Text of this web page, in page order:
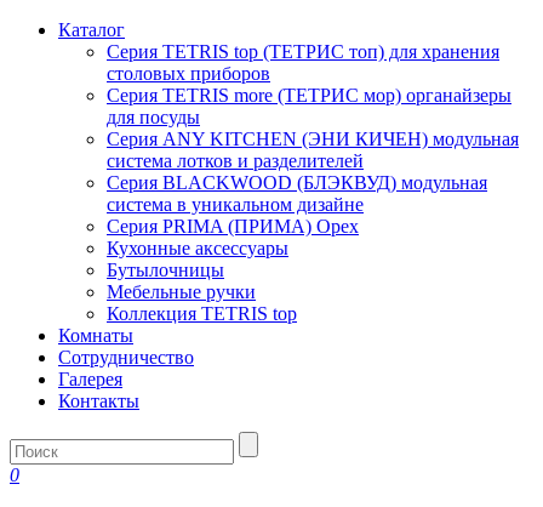
Каталог
Серия TETRIS top (ТЕТРИС топ) для хранения
столовых приборов
Серия TETRIS more (ТЕТРИС мор) органайзеры
для посуды
Серия ANY KITCHEN (ЭНИ КИЧЕН) модульная
система лотков и разделителей
Серия BLACKWOOD (БЛЭКВУД) модульная
система в уникальном дизайне
Серия PRIMA (ПРИМА) Орех
Кухонные аксессуары
Бутылочницы
Мебельные ручки
Коллекция TETRIS top
Комнаты
Сотрудничество
Галерея
Контакты
0